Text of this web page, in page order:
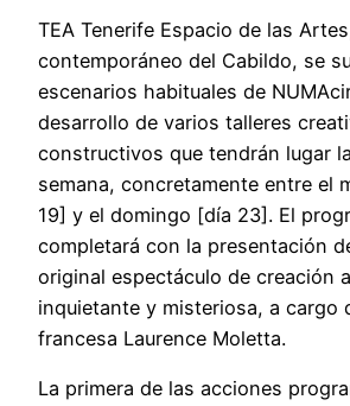
TEA Tenerife Espacio de las
contemporáneo del Cabildo, se
escenarios habituales de
desarrollo de varios talleres
constructivos que tendrán lugar
semana, concretamente entre el
19] y el domingo [día 23]. El
completará con la presentación
original espectáculo de creación
inquietante y misteriosa, a cargo
francesa Laurence Moletta.
La primera de las acciones